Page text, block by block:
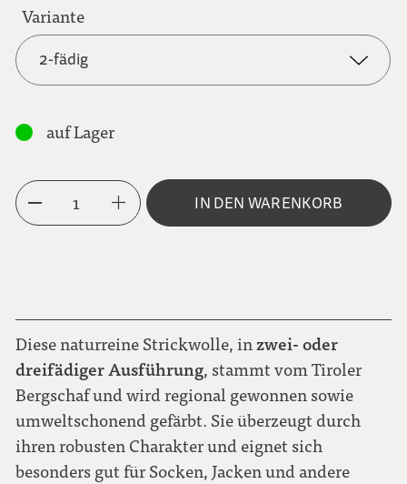
Variante
2-fädig
auf Lager
1 IN DEN WARENKORB
Diese naturreine Strickwolle, inzwei- oder
dreifädiger Ausführung, stammt vom Tiroler
Bergschaf und wird regional gewonnen sowie
umweltschonend gefärbt. Sie überzeugt durch
ihren robusten Charakter und eignet sich
besonders gut für Socken, Jacken und andere